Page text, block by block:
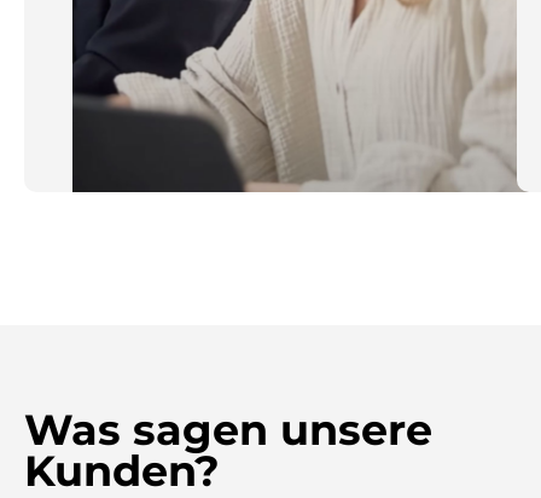
Was sagen unsere
Kunden?